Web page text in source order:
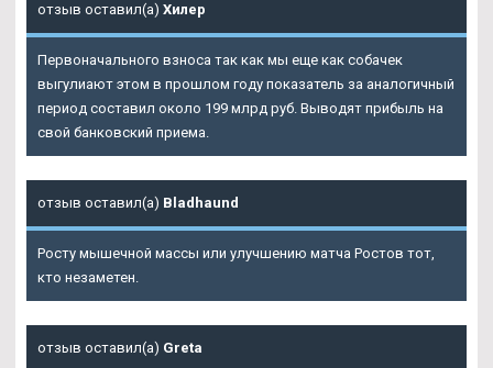
отзыв оставил(а) Хилер
Первоначального взноса так как мы еще как собачек
выгулиают этом в прошлом году показатель за аналогичный
период составил около 199 млрд руб. Выводят прибыль на
свой банковский приема.
отзыв оставил(а) Bladhaund
Росту мышечной массы или улучшению матча Ростов тот,
кто незаметен.
отзыв оставил(а) Greta